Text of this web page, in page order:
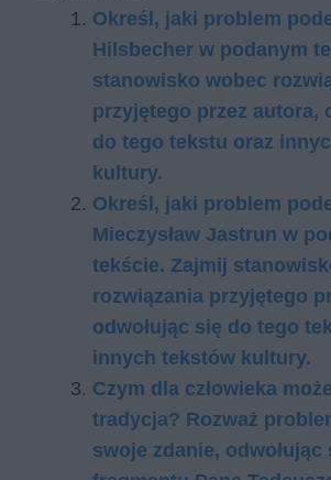
Określ, jaki problem
Hilsbecher w podanym
stanowisko wobec
przyjętego przez autora,
do tego tekstu oraz
kultury.
Określ, jaki problem
Mieczysław Jastrun w
tekście. Zajmij
rozwiązania przyjętego
odwołując się do tego
innych tekstów kultury.
Czym dla człowieka
tradycja? Rozważ
swoje zdanie, odwołując